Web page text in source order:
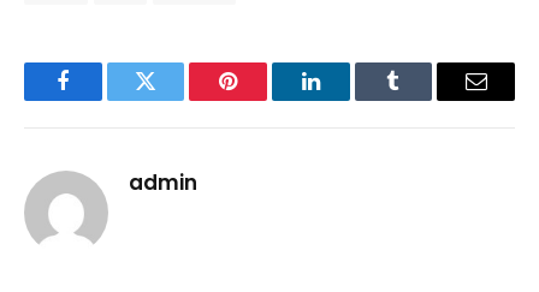
FacebookTwitter Pinterest LinkedInTumblr Email
admin